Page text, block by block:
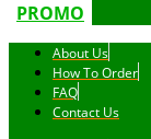
PROMO
About Us
How To Order
FAQ
Contact Us